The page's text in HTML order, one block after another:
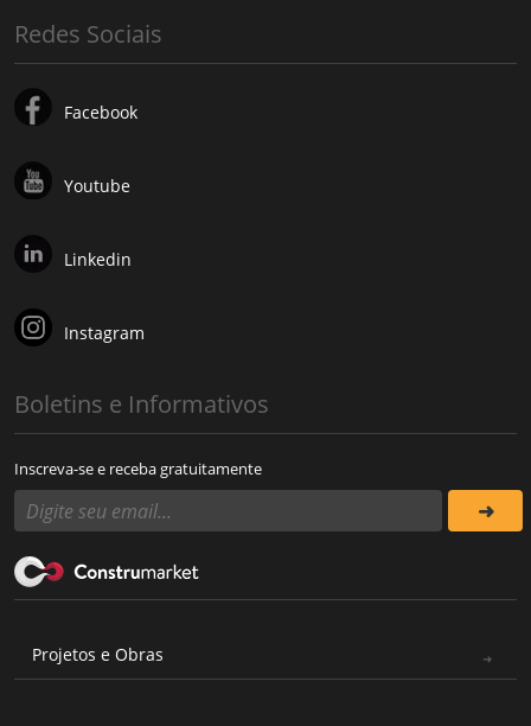
Redes Sociais
Facebook
Youtube
Linkedin
Instagram
Boletins e Informativos
Inscreva-se e receba gratuitamente
Projetos e Obras